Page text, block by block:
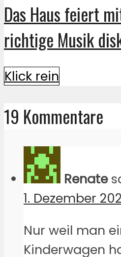
Das Haus feiert
richtige Musik
Klick rein
19 Kommentare
Renate
1. Dezember
Nur weil man
Kinderwagen